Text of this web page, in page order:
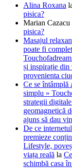
Alina Roxana
pisica?
Marian Cazacu
pisica?
Masajul
poate fi
și inspirație din
provenienta
Ce se întâmplă
simplu »
strategii
geomagnetică
ajuns să dau
De ce
premieze
Lifestyle,
viața reală la
schimbă casa